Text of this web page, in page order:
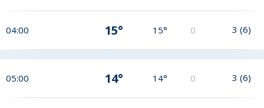
04:00 15° 15° 0 3 (6)
05:00 14° 14° 0 3 (6)